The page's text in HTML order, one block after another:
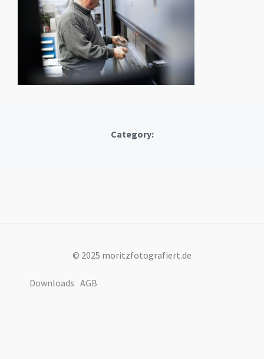
Category:
© 2025 moritzfotografiert.de
Downloads AGB